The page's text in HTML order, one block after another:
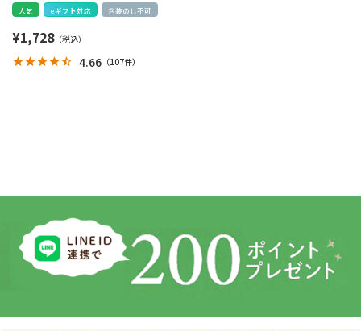
人気 eギフト対応 包装のし不可
¥1,728
4.66 （107件）